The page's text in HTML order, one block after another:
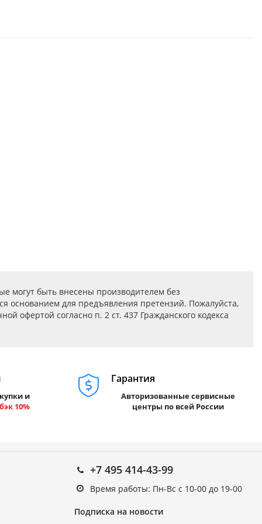
могут быть внесены производителем без
основанием для предъявления претензий. Пожалуйста,
офертой согласно п. 2 ст. 437 Гражданского кодекса
и
10%
Гарантия
Авторизованные сервисные
центры по всей России
+7 495 414-43-99
Время работы: Пн-Вс с 10-00 до 19-00
Подписка на новости